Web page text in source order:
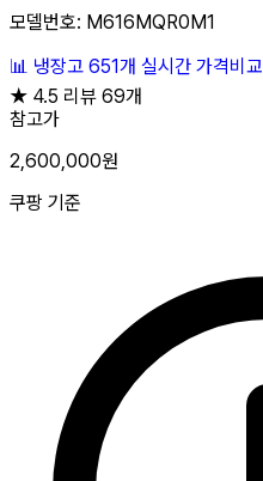
모델번호: M616MQR0M1
📊 냉장고 651개 실시간 가격비교
★ 4.5 리뷰 69개
참고가
2,600,000원
쿠팡 기준